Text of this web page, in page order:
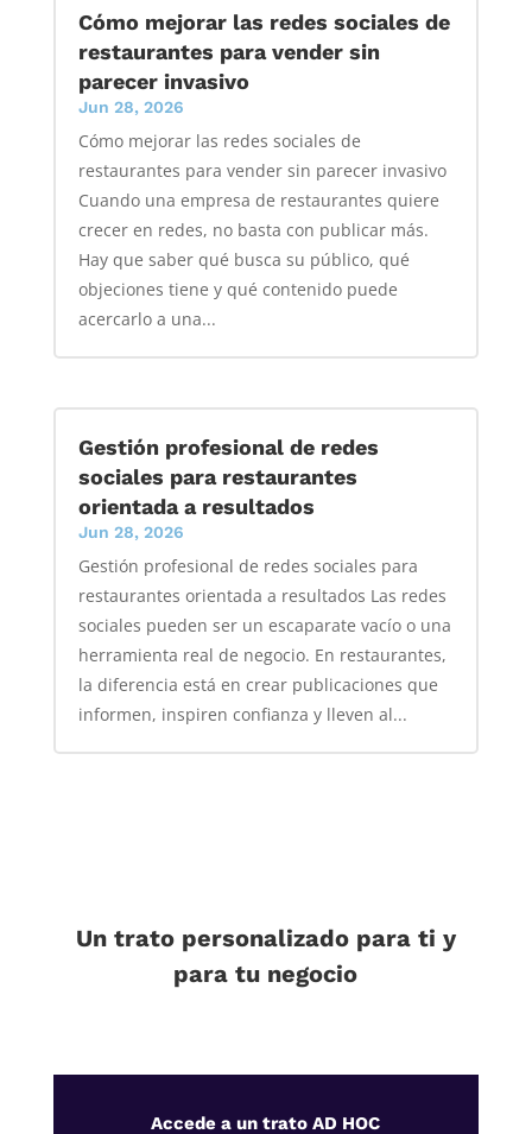
Cómo mejorar las redes sociales de
restaurantes para vender sin
parecer invasivo
Jun 28, 2026
Cómo mejorar las redes sociales de
restaurantes para vender sin parecer invasivo
Cuando una empresa de restaurantes quiere
crecer en redes, no basta con publicar más.
Hay que saber qué busca su público, qué
objeciones tiene y qué contenido puede
acercarlo a una...
Gestión profesional de redes
sociales para restaurantes
orientada a resultados
Jun 28, 2026
Gestión profesional de redes sociales para
restaurantes orientada a resultados Las redes
sociales pueden ser un escaparate vacío o una
herramienta real de negocio. En restaurantes,
la diferencia está en crear publicaciones que
informen, inspiren confianza y lleven al...
Un trato personalizado para ti y
para tu negocio
Accede a un trato AD HOC